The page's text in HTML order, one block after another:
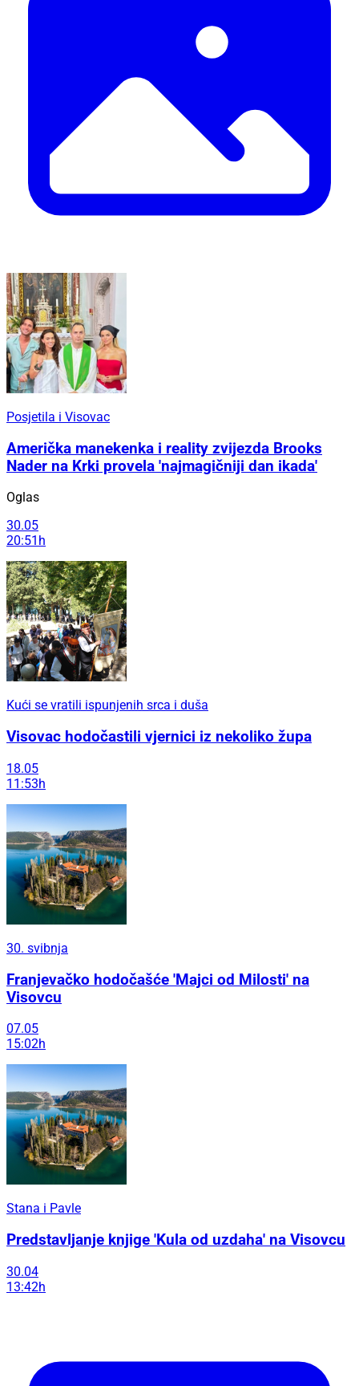
Posjetila i Visovac
Američka manekenka i reality zvijezda Brooks
Nader na Krki provela 'najmagičniji dan ikada'
Oglas
30.05
20:51h
Kući se vratili ispunjenih srca i duša
Visovac hodočastili vjernici iz nekoliko župa
18.05
11:53h
30. svibnja
Franjevačko hodočašće 'Majci od Milosti' na
Visovcu
07.05
15:02h
Stana i Pavle
Predstavljanje knjige 'Kula od uzdaha' na Visovcu
30.04
13:42h